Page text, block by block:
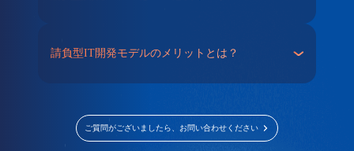
請負型IT開発モデルのメリットとは？
ご質問がございましたら、お問い合わせください